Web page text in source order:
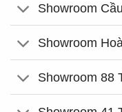
Showroom
Showroom
Showroom 88